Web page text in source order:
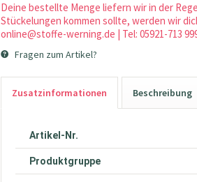
Deine bestellte Menge liefern wir in der
Stückelungen kommen sollte, werden wir
online@stoffe-werning.de | Tel: 05921-713
Fragen zum Artikel?
Zusatzinformationen Beschreibung
Artikel-Nr.
Produktgruppe